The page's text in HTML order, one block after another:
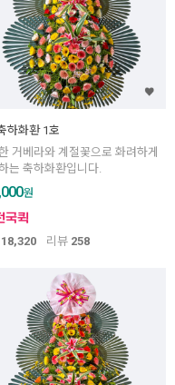
하화환 1호
거베라와 계절꽃으로 화려하게
는 축하화환입니다.
원
18,320 리뷰 258